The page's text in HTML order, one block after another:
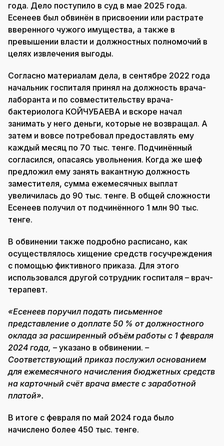
года. Дело поступило в суд в мае 2025 года.
Есенеев был обвинён в присвоении или растрате
вверенного чужого имущества, а также в
превышении власти и должностных полномочий в
целях извлечения выгоды.
Согласно материалам дела, в сентябре 2022 года
начальник госпиталя принял на должность врача-
лаборанта и по совместительству врача-
бактериолога КОЙЧУБАЕВА и вскоре начал
занимать у него деньги, которые не возвращал. А
затем и вовсе потребовал предоставлять ему
каждый месяц по 70 тыс. тенге. Подчинённый
согласился, опасаясь увольнения. Когда же шеф
предложил ему занять вакантную должность
заместителя, сумма ежемесячных выплат
увеличилась до 90 тыс. тенге. В общей сложности
Есенеев получил от подчинённого 1 млн 90 тыс.
тенге.
В обвинении также подробно расписано, как
осуществлялось хищение средств госучреждения
с помощью фиктивного приказа. Для этого
использовался другой сотрудник госпиталя – врач-
терапевт.
«Есенеев поручил подать письменное
представление о доплате 50 % от должностного
оклада за расширенный объём работы с 1 февраля
2024 года, – указано в обвинении. –
Соответствующий приказ послужил основанием
для ежемесячного начисления бюджетных средств
на карточный счёт врача вместе с заработной
платой».
В итоге с февраля по май 2024 года было
начислено более 450 тыс. тенге.